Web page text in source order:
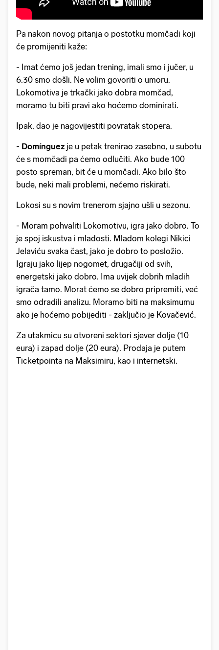
Pa nakon novog pitanja o postotku momčadi koji
će promijeniti kaže:
- Imat ćemo još jedan trening, imali smo i jučer, u
6.30 smo došli. Ne volim govoriti o umoru.
Lokomotiva je trkački jako dobra momčad,
moramo tu biti pravi ako hoćemo dominirati.
Ipak, dao je nagovijestiti povratak stopera.
- Domínguez je u petak trenirao zasebno, u subotu
će s momčadi pa ćemo odlučiti. Ako bude 100
posto spreman, bit će u momčadi. Ako bilo što
bude, neki mali problemi, nećemo riskirati.
Lokosi su s novim trenerom sjajno ušli u sezonu.
- Moram pohvaliti Lokomotivu, igra jako dobro. To
je spoj iskustva i mladosti. Mladom kolegi Nikici
Jelaviću svaka čast, jako je dobro to posložio.
Igraju jako lijep nogomet, drugačiji od svih,
energetski jako dobro. Ima uvijek dobrih mladih
igrača tamo. Morat ćemo se dobro pripremiti, već
smo odradili analizu. Moramo biti na maksimumu
ako je hoćemo pobijediti - zaključio je Kovačević.
Za utakmicu su otvoreni sektori sjever dolje (10
eura) i zapad dolje (20 eura). Prodaja je putem
Ticketpointa na Maksimiru, kao i internetski.